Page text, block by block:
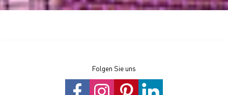
Folgen Sie uns